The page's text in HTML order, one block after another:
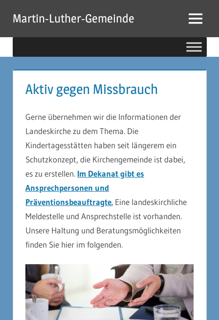
Inhalt
springen
Martin-Luther-Gemeinde Menu
Aktiv gegen Missbrauch
Gerne übernehmen wir die Informationen der
Landeskirche zu dem Thema. Die
Kindertagesstätten haben seit längerem ein
Schutzkonzept, die Kirchengemeinde ist dabei,
es zu erstellen. Im Dekanat gibt es
Ansprechpersonen und
Präventionsbeauftragte. Eine landeskirchliche
Meldestelle und Ansprechstelle ist vorhanden.
Unsere Haltung und Beratungsmöglichkeiten
finden Sie hier im folgenden.